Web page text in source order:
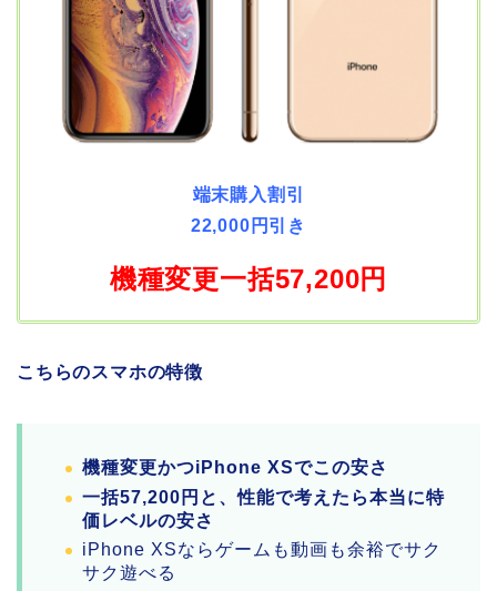
端末購入割引
22,000円引き
機種変更一括57,200円
こちらのスマホの特徴
機種変更かつiPhone XSでこの安さ
一括57,200円と、性能で考えたら本当に特
価レベルの安さ
iPhone XSならゲームも動画も余裕でサク
サク遊べる